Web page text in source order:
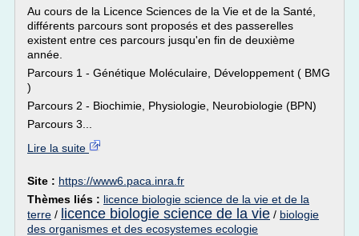
Au cours de la Licence Sciences de la Vie et de la Santé,
différents parcours sont proposés et des passerelles
existent entre ces parcours jusqu'en fin de deuxième
année.
Parcours 1 - Génétique Moléculaire, Développement ( BMG
)
Parcours 2 - Biochimie, Physiologie, Neurobiologie (BPN)
Parcours 3...
Lire la suite
Site : https://www6.paca.inra.fr
Thèmes liés : licence biologie science de la vie et de la
terre / licence biologie science de la vie / biologie
des organismes et des ecosystemes ecologie